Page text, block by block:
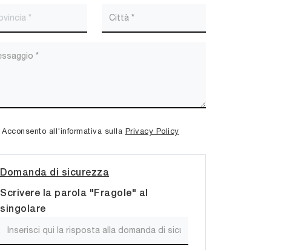
Acconsento all'informativa sulla Privacy Policy
Domanda di sicurezza
Scrivere la parola "Fragole" al
singolare